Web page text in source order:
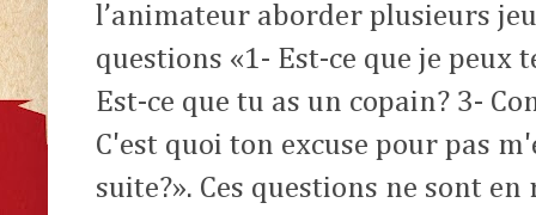
l’animateur aborder plusieurs
questions «1- Est-ce que je peux
Est-ce que tu as un copain? 3-
C'est quoi ton excuse pour pas
suite?». Ces questions ne sont